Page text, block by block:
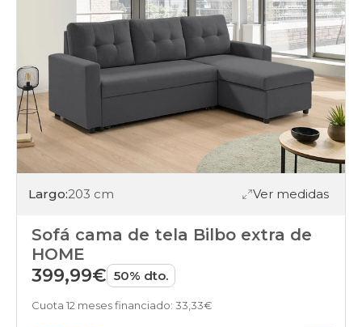
Largo:203 cm Ver medidas
Sofá cama de tela Bilbo extra de
HOME
399,99€ 50% dto.
Cuota 12 meses financiado: 33,33€